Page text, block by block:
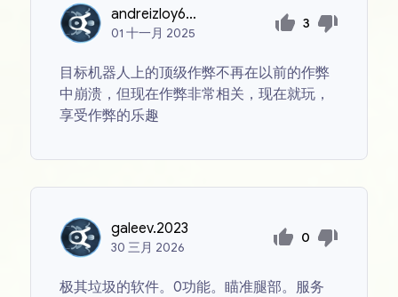
andreizloy666
01十一月 2025
3
目标机器人上的顶级作弊不再在以前的作弊
中崩溃，但现在作弊非常相关，现在就玩，
享受作弊的乐趣
galeev.2023
30三月 2026
0
极其垃圾的软件。0功能。瞄准腿部。服务